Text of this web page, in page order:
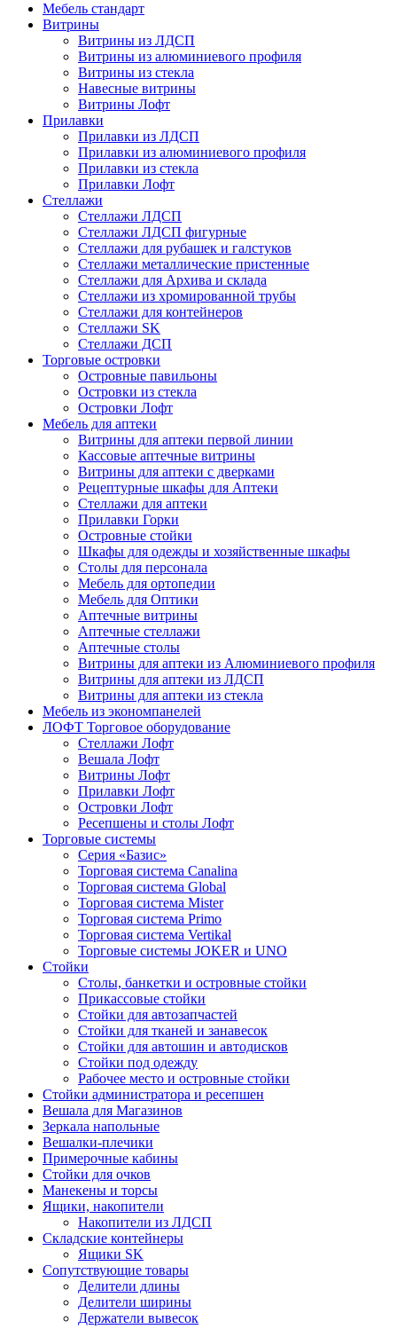
Мебель стандарт
Витрины
Витрины из ЛДСП
Витрины из алюминиевого профиля
Витрины из стекла
Навесные витрины
Витрины Лофт
Прилавки
Прилавки из ЛДСП
Прилавки из алюминиевого профиля
Прилавки из стекла
Прилавки Лофт
Стеллажи
Стеллажи ЛДСП
Стеллажи ЛДСП фигурные
Стеллажи для рубашек и галстуков
Стеллажи металлические пристенные
Стеллажи для Архива и склада
Стеллажи из хромированной трубы
Стеллажи для контейнеров
Стеллажи SK
Стеллажи ДСП
Торговые островки
Островные павильоны
Островки из стекла
Островки Лофт
Мебель для аптеки
Витрины для аптеки первой линии
Кассовые аптечные витрины
Витрины для аптеки с дверками
Рецептурные шкафы для Аптеки
Стеллажи для аптеки
Прилавки Горки
Островные стойки
Шкафы для одежды и хозяйственные шкафы
Столы для персонала
Мебель для ортопедии
Мебель для Оптики
Аптечные витрины
Аптечные стеллажи
Аптечные столы
Витрины для аптеки из Алюминиевого профиля
Витрины для аптеки из ЛДСП
Витрины для аптеки из стекла
Мебель из экономпанелей
ЛОФТ Торговое оборудование
Стеллажи Лофт
Вешала Лофт
Витрины Лофт
Прилавки Лофт
Островки Лофт
Ресепшены и столы Лофт
Торговые системы
Серия «Базис»
Торговая система Canalina
Торговая система Global
Торговая система Mister
Торговая система Primo
Торговая система Vertikal
Торговые системы JOKER и UNO
Стойки
Столы, банкетки и островные стойки
Прикассовые стойки
Стойки для автозапчастей
Стойки для тканей и занавесок
Стойки для автошин и автодисков
Стойки под одежду
Рабочее место и островные стойки
Стойки администратора и ресепшен
Вешала для Магазинов
Зеркала напольные
Вешалки-плечики
Примерочные кабины
Стойки для очков
Манекены и торсы
Ящики, накопители
Накопители из ЛДСП
Складские контейнеры
Ящики SK
Сопутствующие товары
Делители длины
Делители ширины
Держатели вывесок